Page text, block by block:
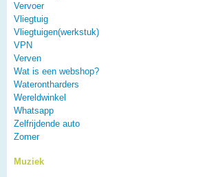
Vervoer
Vliegtuig
Vliegtuigen(werkstuk)
VPN
Verven
Wat is een webshop?
Waterontharders
Wereldwinkel
Whatsapp
Zelfrijdende auto
Zomer
Muziek